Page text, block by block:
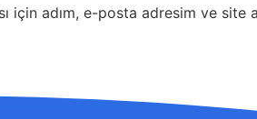
için adım, e-posta adresim ve site